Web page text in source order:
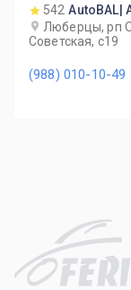
542 AutoBAL|
Люберцы, рп
Советская, с19
(988) 010-10-49